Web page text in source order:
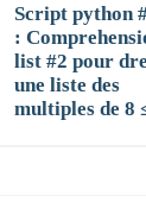
Script python
:
list #2 pour
une liste des
multiples de 8